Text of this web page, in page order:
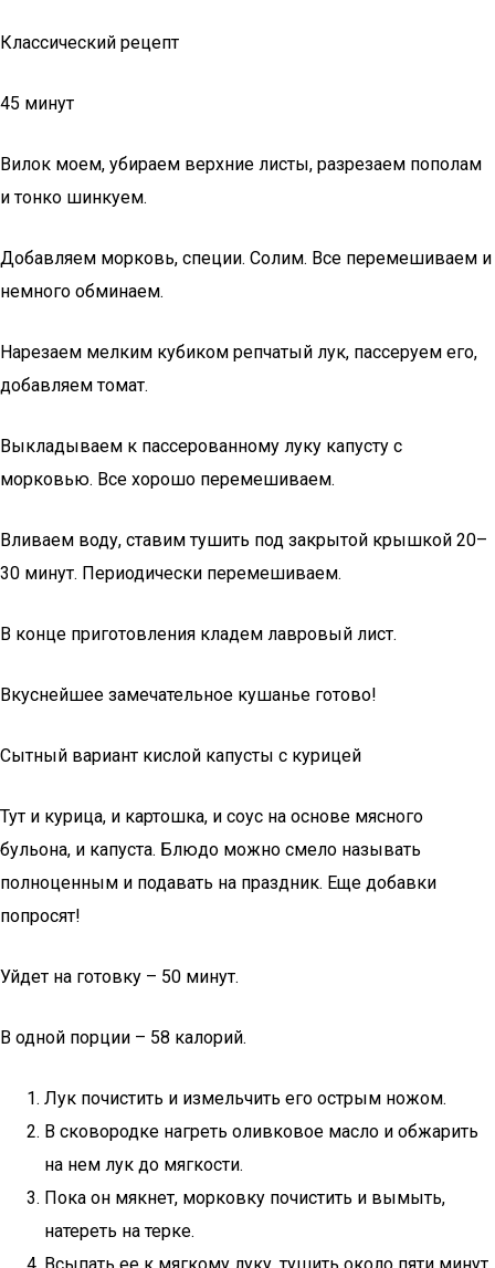
Классический рецепт
45 минут
Вилок моем, убираем верхние листы, разрезаем пополам
и тонко шинкуем.
Добавляем морковь, специи. Солим. Все перемешиваем и
немного обминаем.
Нарезаем мелким кубиком репчатый лук, пассеруем его,
добавляем томат.
Выкладываем к пассерованному луку капусту с
морковью. Все хорошо перемешиваем.
Вливаем воду, ставим тушить под закрытой крышкой 20–
30 минут. Периодически перемешиваем.
В конце приготовления кладем лавровый лист.
Вкуснейшее замечательное кушанье готово!
Сытный вариант кислой капусты с курицей
Тут и курица, и картошка, и соус на основе мясного
бульона, и капуста. Блюдо можно смело называть
полноценным и подавать на праздник. Еще добавки
попросят!
Уйдет на готовку – 50 минут.
В одной порции – 58 калорий.
Лук почистить и измельчить его острым ножом.
В сковородке нагреть оливковое масло и обжарить
на нем лук до мягкости.
Пока он мякнет, морковку почистить и вымыть,
натереть на терке.